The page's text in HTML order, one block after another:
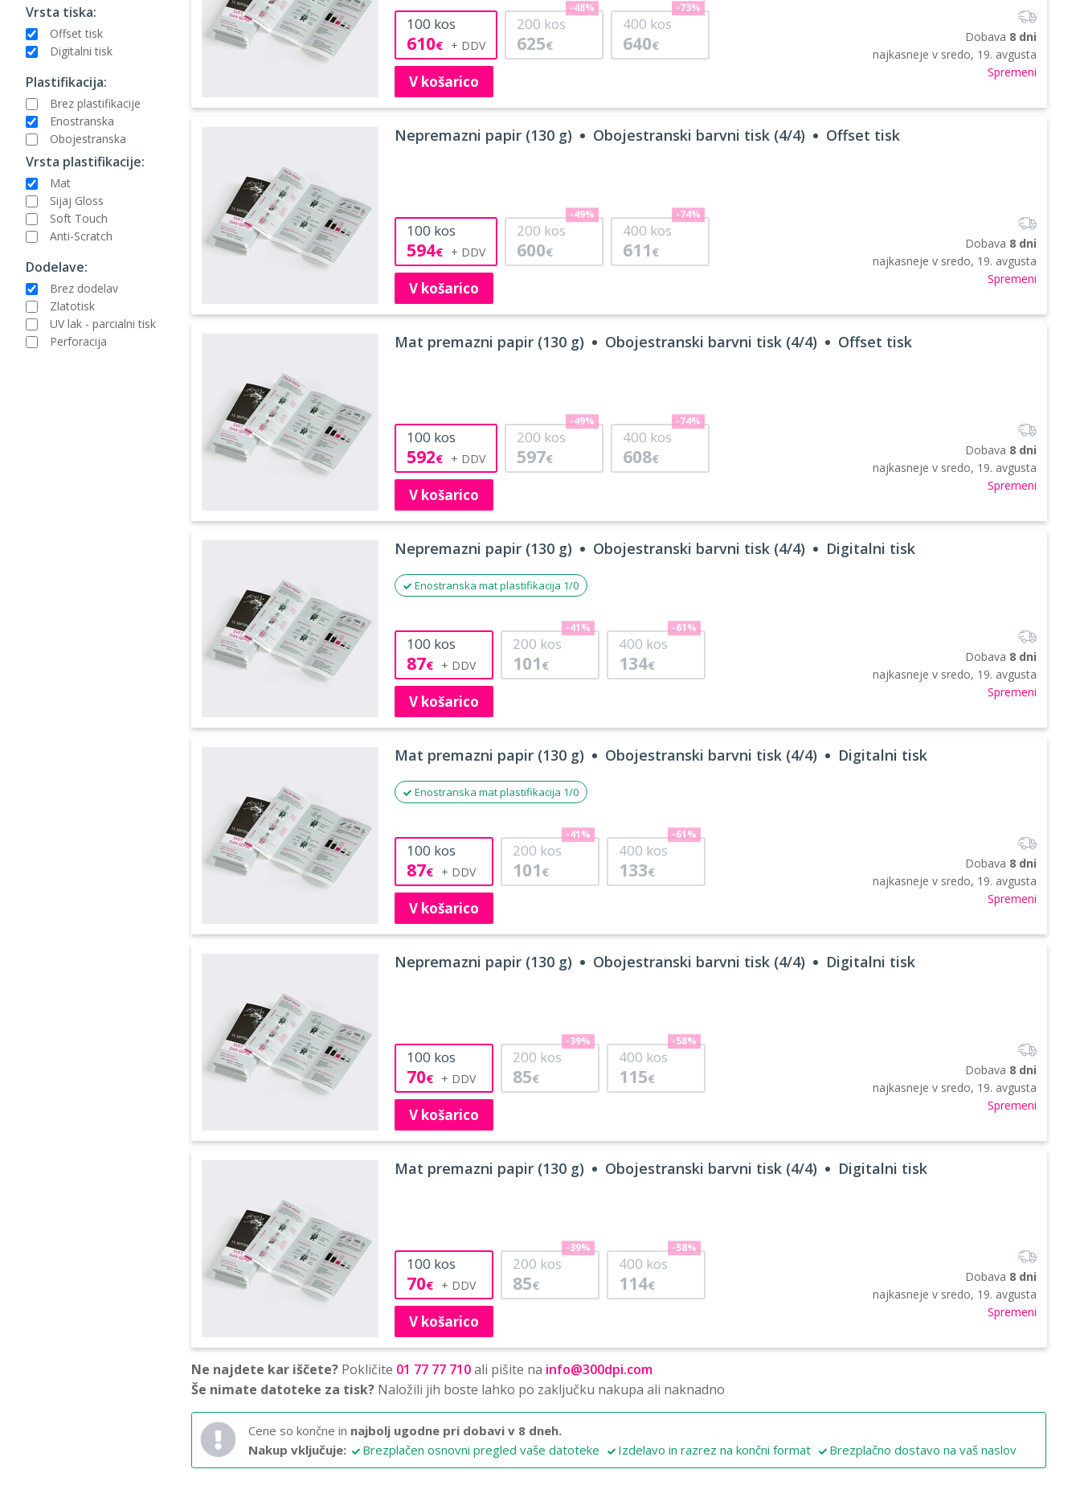
Vrsta tiska:
Offset tisk
Digitalni tisk
Plastifikacija:
Brez plastifikacije
Enostranska
Obojestranska
Vrsta plastifikacije:
Mat
Sijaj Gloss
Soft Touch
Anti-Scratch
Dodelave:
Brez dodelav
Zlatotisk
UV lak - parcialni tisk
Perforacija
100 kos
610€
200 kos
625€
-48%
400 kos
640€
-73%
V košarico
Dobava 8 dni
najkasneje v sredo, 19. avgusta
Spremeni
Nepremazni papir (130 g) Obojestranski barvni tisk (4/4) Offset tisk
100 kos
594€
200 kos
600€
-49%
400 kos
611 €
-74%
V košarico
Dobava 8 dni
najkasneje v sredo, 19. avgusta
Spremeni
Mat premazni papir (130 g) Obojestranski barvni tisk (4/4) Offset tisk
100 kos
592€
200 kos
597€
-49%
400 kos
608€
-74%
V košarico
Dobava 8 dni
najkasneje v sredo, 19. avgusta
Spremeni
Nepremazni papir (130 g) Obojestranski barvni tisk (4/4) Digitalni tisk
Enostranska mat plastifikacija 1/0
100 kos
87€
200 kos
101 €
-41%
400 kos
134€
-61%
V košarico
Dobava 8 dni
najkasneje v sredo, 19. avgusta
Spremeni
Mat premazni papir (130 g) Obojestranski barvni tisk (4/4) Digitalni tisk
Enostranska mat plastifikacija 1/0
100 kos
87€
200 kos
101 €
-41%
400 kos
133€
-61%
V košarico
Dobava 8 dni
najkasneje v sredo, 19. avgusta
Spremeni
Nepremazni papir (130 g) Obojestranski barvni tisk (4/4) Digitalni tisk
100 kos
70€
200 kos
85€
-39%
400 kos
115€
-58%
V košarico
Dobava 8 dni
najkasneje v sredo, 19. avgusta
Spremeni
Mat premazni papir (130 g) Obojestranski barvni tisk (4/4) Digitalni tisk
100 kos
70€
200 kos
85€
-39%
400 kos
114€
-58%
V košarico
Dobava 8 dni
najkasneje v sredo, 19. avgusta
Spremeni
Ne najdete kar iščete? Pokličite 01 77 77 710ali pišite na info@300dpi.com
Še nimate datoteke za tisk? Naložili jih boste lahko po zaključku nakupa ali naknadno
Cene so končne in najbolj ugodne pri dobavi v 8 dneh.
Nakup vključuje:
Brezplačen osnovni pregled vaše datoteke Izdelavo in razrez na končni format Brezplačno dostavo na vaš naslov